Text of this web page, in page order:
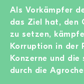
Als Vorkämpfer
das Ziel hat, den
zu setzen,
Korruption in der
Konzerne und die
durch die